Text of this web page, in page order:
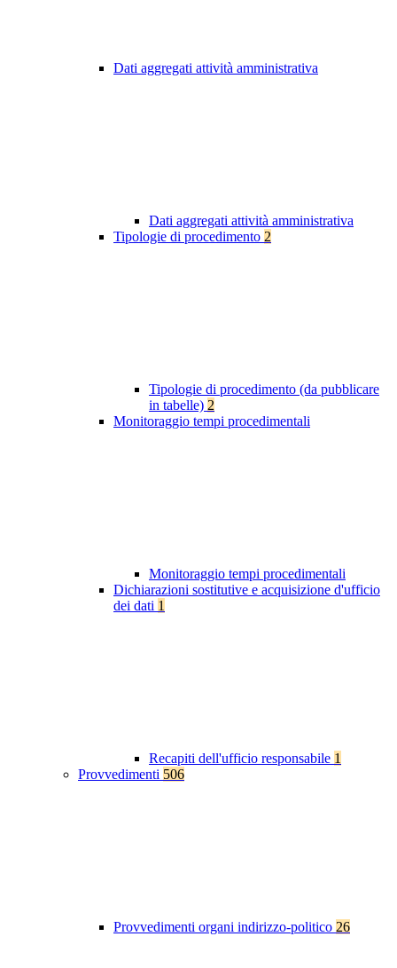
Dati aggregati attività amministrativa
Dati aggregati attività amministrativa
Tipologie di procedimento 2
Tipologie di procedimento (da pubblicare
in tabelle) 2
Monitoraggio tempi procedimentali
Monitoraggio tempi procedimentali
Dichiarazioni sostitutive e acquisizione d'ufficio
dei dati 1
Recapiti dell'ufficio responsabile 1
Provvedimenti 506
Provvedimenti organi indirizzo-politico 26